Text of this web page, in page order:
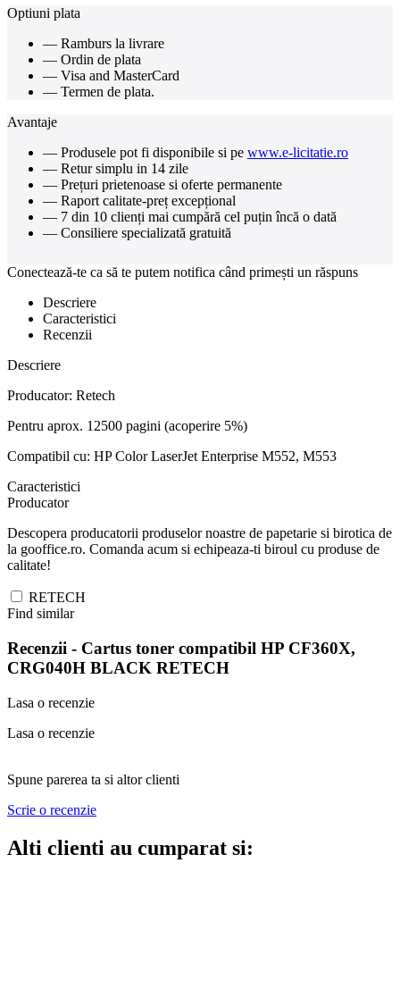
Optiuni plata
— Ramburs la livrare
— Ordin de plata
— Visa and MasterCard
— Termen de plata.
Avantaje
— Produsele pot fi disponibile si pe www.e-licitatie.ro
— Retur simplu in 14 zile
— Prețuri prietenoase si oferte permanente
— Raport calitate-preț excepțional
— 7 din 10 clienți mai cumpără cel puțin încă o dată
— Consiliere specializată gratuită
Conectează-te ca să te putem notifica când primești un răspuns
Descriere
Caracteristici
Recenzii
Descriere
Producator: Retech
Pentru aprox. 12500 pagini (acoperire 5%)
Compatibil cu: HP Color LaserJet Enterprise M552, M553
Caracteristici
Producator
Descopera producatorii produselor noastre de papetarie si birotica de
la gooffice.ro. Comanda acum si echipeaza-ti biroul cu produse de
calitate!
RETECH
Find similar
Recenzii - Cartus toner compatibil HP CF360X,
CRG040H BLACK RETECH
Lasa o recenzie
Lasa o recenzie
Spune parerea ta si altor clienti
Scrie o recenzie
Alti clienti au cumparat si: